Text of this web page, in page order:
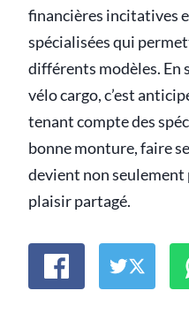
financières incitatives
spécialisées qui
différents modèles. En
vélo cargo, c’est
tenant compte des
bonne monture, faire
devient non seulement
plaisir partagé.